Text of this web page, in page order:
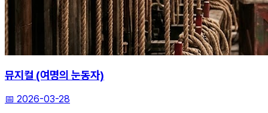
뮤지컬 (여명의 눈동자)
📅 2026-03-28